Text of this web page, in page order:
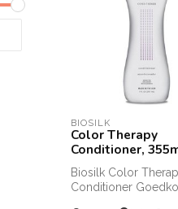
BIOSILK
Color Therapy
Conditioner,
Biosilk Color
Conditioner